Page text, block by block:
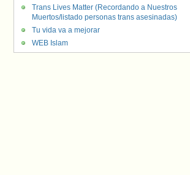
Trans Lives Matter (Recordando a Nuestros
Muertos/listado personas trans asesinadas)
Tu vida va a mejorar
WEB Islam